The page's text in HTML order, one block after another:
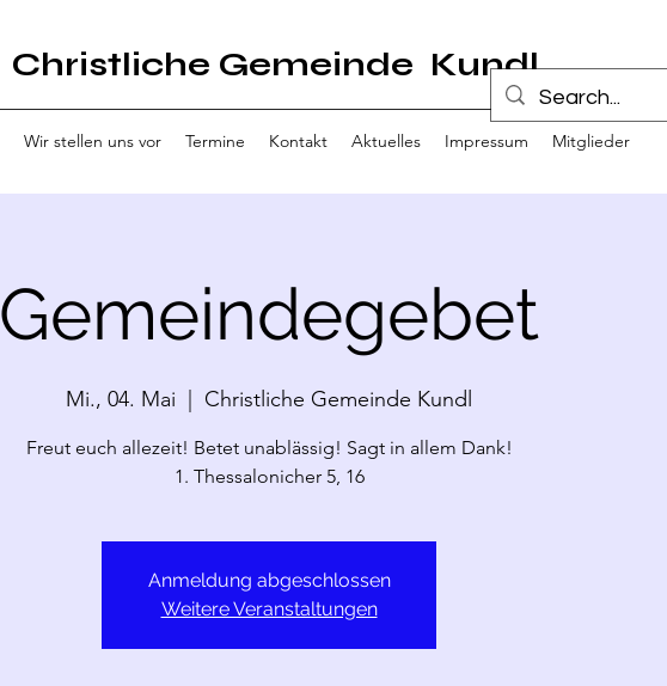
Christliche Gemeinde Kundl
Wir stellen uns vor Termine Kontakt Aktuelles Impressum Mitglieder
Gemeindegebet
Mi., 04. Mai Christliche Gemeinde Kundl
Freut euch allezeit! Betet unablässig! Sagt in allem Dank!
1. Thessalonicher 5, 16
Anmeldung abgeschlossen
Weitere Veranstaltungen